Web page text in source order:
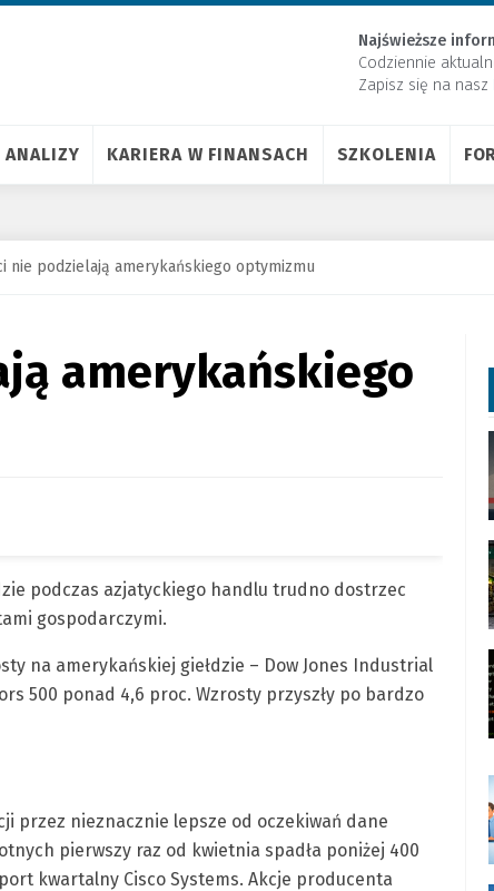
Najświeższe
Codziennie
Zapisz się na nasz
ANALIZY KARIERA W FINANSACH SZKOLENIA
nie podzielają amerykańskiego optymizmu
amerykańskiego
podczas azjatyckiego handlu trudno dostrzec
gospodarczymi.
na amerykańskiej giełdzie – Dow Jones Industrial
500 ponad 4,6 proc. Wzrosty przyszły po bardzo
przez nieznacznie lepsze od oczekiwań dane
pierwszy raz od kwietnia spadła poniżej 400
kwartalny Cisco Systems. Akcje producenta